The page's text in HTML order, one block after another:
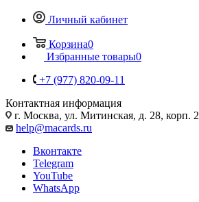
Личный кабинет
Корзина0
Избранные товары0
+7 (977) 820-09-11
Контактная информация
г. Москва, ул. Митинская, д. 28, корп. 2
help@macards.ru
Вконтакте
Telegram
YouTube
WhatsApp